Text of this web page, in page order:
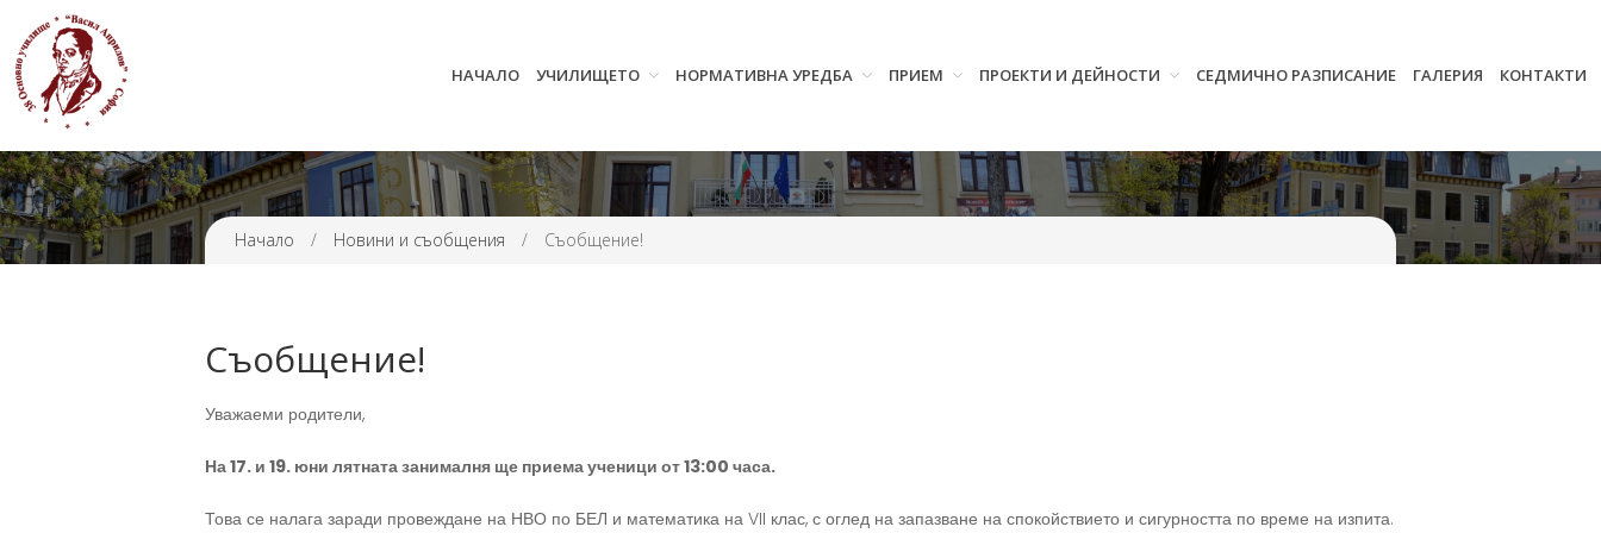
Начало
Нормативна уредба
Прием
Проекти и дейности
НАЧАЛО УЧИЛИЩЕТО НОРМАТИВНА УРЕДБА ПРИЕМ ПРОЕКТИ И ДЕЙНОСТИ СЕДМИЧНО РАЗПИСАНИЕ ГАЛЕРИЯ КОНТАКТИ
Начало / Новини и съобщения / Съобщение!
Съобщение!
Уважаеми родители,
На 17. и 19. юни лятната занималня ще приема ученици от 13:00 часа.
Това се налага заради провеждане на НВО по БЕЛ и математика на VII клас, с оглед на запазване на спокойствието и сигурността по време на изпита.